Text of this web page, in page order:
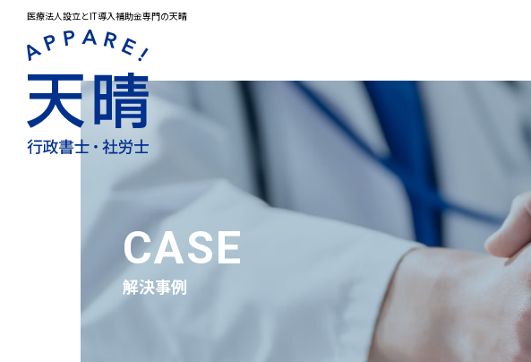
医療法人設立とIT導入補助金専門の天晴
CASE
解決事例
メインメニュー
トップページ
事務所案内
解決事例
お役立ち記事
お問合せ
サービスメニュー
IT導入補助